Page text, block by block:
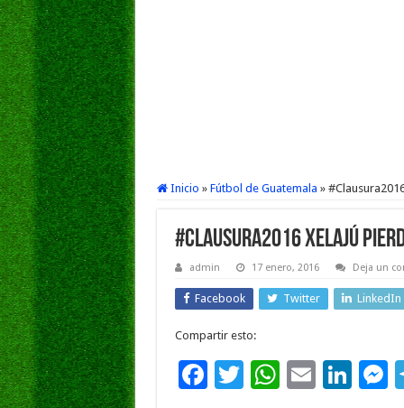
Inicio » Fútbol de Guatemala »
#Clausura2016 Xelajú
admin 17 enero, 2016 Deja un
Facebook Twitter LinkedIn
Compartir esto:
F
T W E
Li